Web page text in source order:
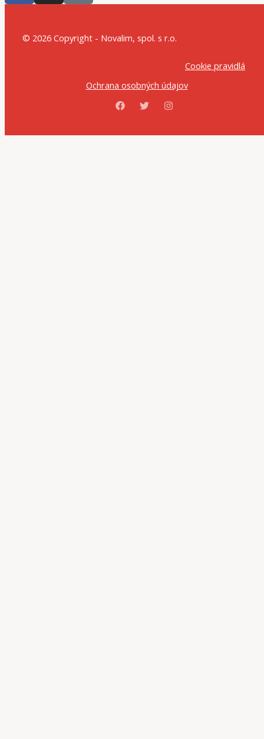
© 2026 Copyright - Novalim, spol. s r.o.
Cookie pravidlá
Ochrana osobných údajov